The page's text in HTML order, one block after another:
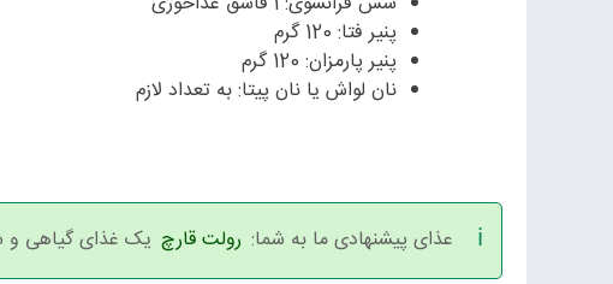
پنیر فتا: 120 گرم
پنیر پارمزان: 120 گرم
نان لواش یا نان پیتا: به تعداد لازم
عذای پیشنهادی ما به شما: رولت قارچ یک غذای گیاهی و